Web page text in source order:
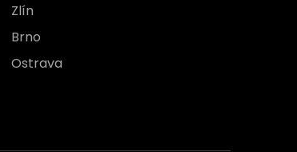
Zlín
Brno
Ostrava